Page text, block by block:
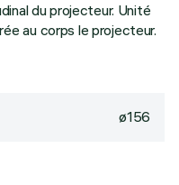
du projecteur. Unité
au corps le projecteur.
ø156